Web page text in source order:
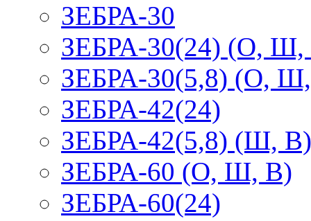
ЗЕБРА-30
ЗЕБРА-30(24) (О,
ЗЕБРА-30(5,8) (О,
ЗЕБРА-42(24)
ЗЕБРА-42(5,8) (Ш, В)
ЗЕБРА-60 (О, Ш, В)
ЗЕБРА-60(24)